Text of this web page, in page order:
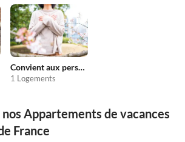
Convient aux personnes allergiques
1 Logements
Appartements de vacances
France